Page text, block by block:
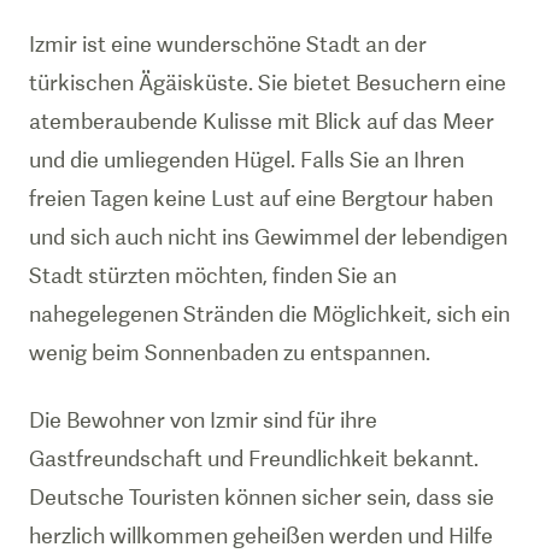
Izmir ist eine wunderschöne Stadt an der
türkischen Ägäisküste. Sie bietet Besuchern eine
atemberaubende Kulisse mit Blick auf das Meer
und die umliegenden Hügel. Falls Sie an Ihren
freien Tagen keine Lust auf eine Bergtour haben
und sich auch nicht ins Gewimmel der lebendigen
Stadt stürzten möchten, finden Sie an
nahegelegenen Stränden die Möglichkeit, sich ein
wenig beim Sonnenbaden zu entspannen.
Die Bewohner von Izmir sind für ihre
Gastfreundschaft und Freundlichkeit bekannt.
Deutsche Touristen können sicher sein, dass sie
herzlich willkommen geheißen werden und Hilfe